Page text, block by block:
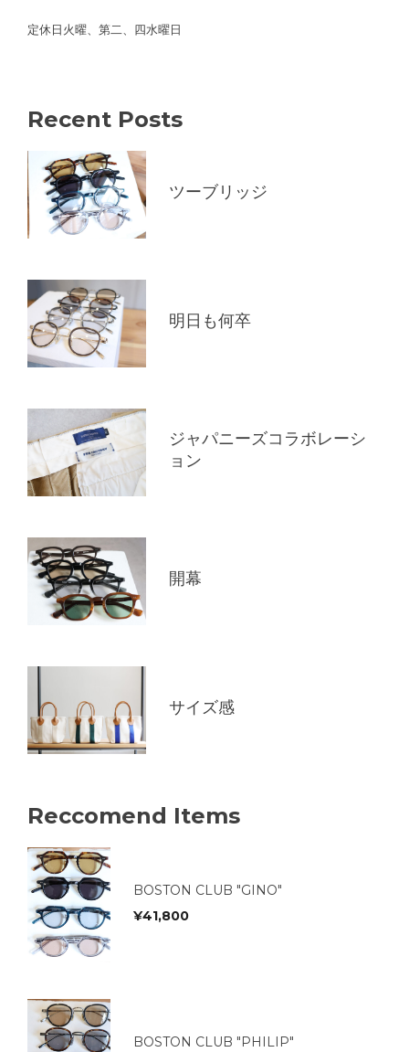
定休日火曜、第二、四水曜日
Recent Posts
ツーブリッジ
明日も何卒
ジャパニーズコラボレーシ
ョン
開幕
サイズ感
Reccomend Items
BOSTON CLUB "GINO"
¥41,800
BOSTON CLUB "PHILIP"